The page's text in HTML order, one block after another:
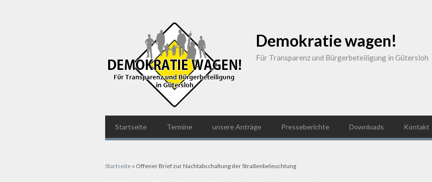
Demokratie wagen!
Für Transparenz und Bürgerbeteiligung in Gütersloh
Startseite Termine unsere Anträge Presseberichte Downloads Kontakt
Sie sind hier
Startseite » Offener Brief zur Nachtabschaltung der Straßenbeleuchtung